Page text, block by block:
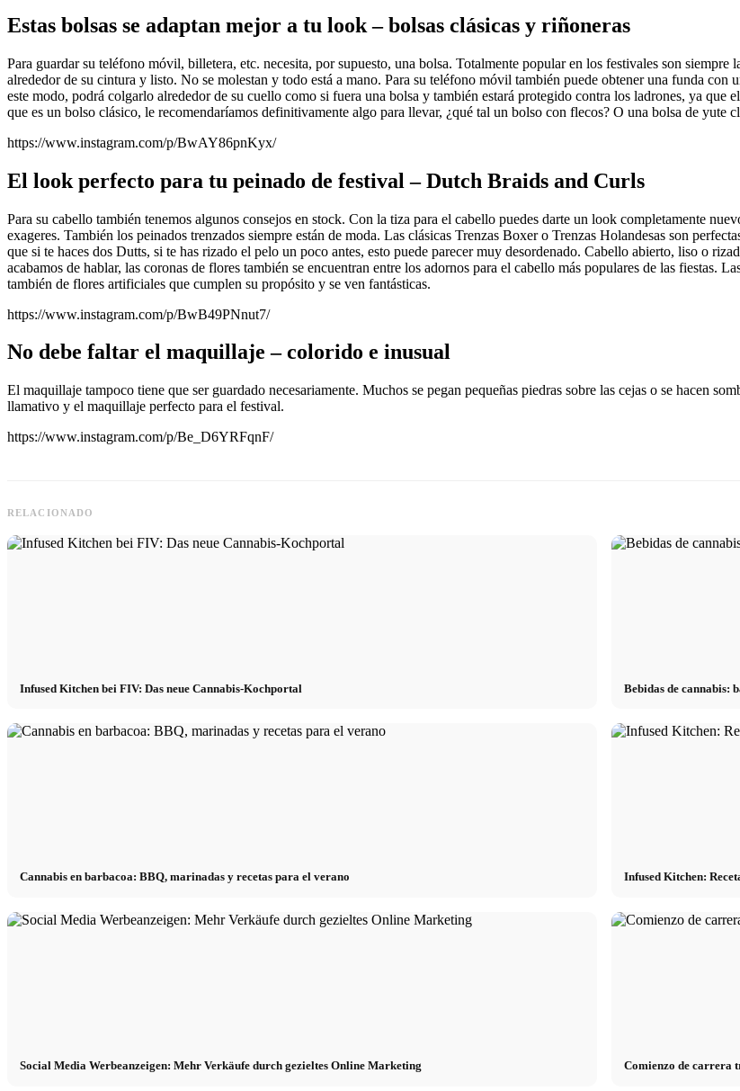
Estas bolsas se adaptan mejor a tu look – bolsas clásicas y riñoneras
Para guardar su teléfono móvil, billetera, etc. necesita, por supuesto, una bolsa. Totalmente popular en los festivales son
alrededor de su cintura y listo. No se molestan y todo está a mano. Para su teléfono móvil también puede obtener una funda
este modo, podrá colgarlo alrededor de su cuello como si fuera una bolsa y también estará protegido contra los ladrones, ya
que es un bolso clásico, le recomendaríamos definitivamente algo para llevar, ¿qué tal un bolso con flecos? O una bolsa de yute
https://www.instagram.com/p/BwAY86pnKyx/
El look perfecto para tu peinado de festival – Dutch Braids and Curls
Para su cabello también tenemos algunos consejos en stock. Con la tiza para el cabello puedes darte un look completamente
exageres. También los peinados trenzados siempre están de moda. Las clásicas Trenzas Boxer o Trenzas Holandesas son
que si te haces dos Dutts, si te has rizado el pelo un poco antes, esto puede parecer muy desordenado. Cabello abierto, liso o
acabamos de hablar, las coronas de flores también se encuentran entre los adornos para el cabello más populares de las fiestas.
también de flores artificiales que cumplen su propósito y se ven fantásticas.
https://www.instagram.com/p/BwB49PNnut7/
No debe faltar el maquillaje – colorido e inusual
El maquillaje tampoco tiene que ser guardado necesariamente. Muchos se pegan pequeñas piedras sobre las cejas o se hacen
llamativo y el maquillaje perfecto para el festival.
https://www.instagram.com/p/Be_D6YRFqnF/
RELACIONADO
Infused Kitchen bei FIV: Das neue Cannabis-Kochportal Bebidas de cannabis:
Cannabis en barbacoa: BBQ, marinadas y recetas para el verano Infused Kitchen:
Social Media Werbeanzeigen: Mehr Verkäufe durch gezieltes Online Marketing Comienzo de carrera